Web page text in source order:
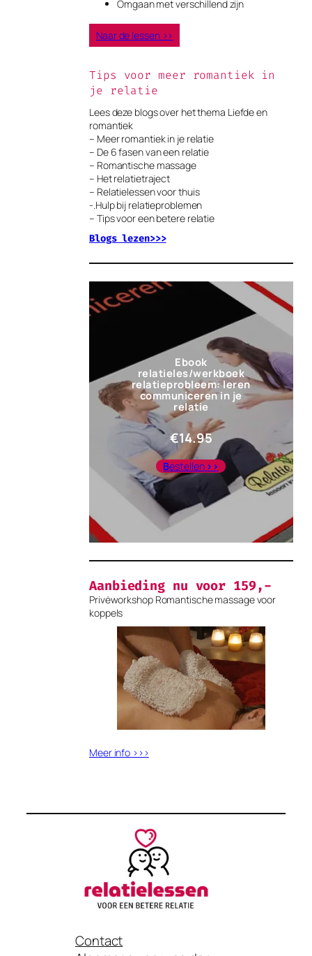
Omgaan met verschillend zijn
Naar de lessen >>
Tips voor meer romantiek in
je relatie
Lees deze blogs over het thema Liefde en
romantiek
– Meer romantiek in je relatie
– De 6 fasen van een relatie
– Romantische massage
– Het relatietraject
– Relatielessen voor thuis
-.Hulp bij relatieproblemen
– Tips voor een betere relatie
Blogs lezen>>>
Ebook
relatieles/werkboek
relatieprobleem: leren
communiceren in je
relatie
€14.95
Bestellen>>
Aanbieding nu voor 159,-
Privėworkshop Romantische massage voor
koppels
Meer info >>>
Contact